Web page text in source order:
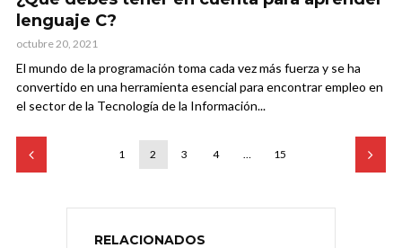
lenguaje C?
octubre 20, 2021
El mundo de la programación toma cada vez más fuerza y se ha
convertido en una herramienta esencial para encontrar empleo en
el sector de la Tecnología de la Información...
1 2 3 4 … 15
RELACIONADOS